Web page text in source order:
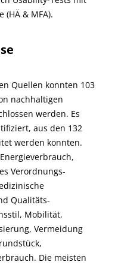
& MFA).
Quellen konnten 103
nachhaltigen
werden. Es
aus den 132
werden konnten.
Verordnungs-
Qualitäts-
Mobilität,
Vermeidung
Die meisten